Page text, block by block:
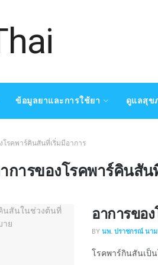
ข้อมูลยาและการใช้ยา ดูแลสุข
โรคพาร์คินสันที่เริ่มมีอาการ
การของโรคพาร์คินสัน
อาการขอ
BY นพ. ปราชกรณ์ นาม
โรคพาร์กินสันเป็นโ